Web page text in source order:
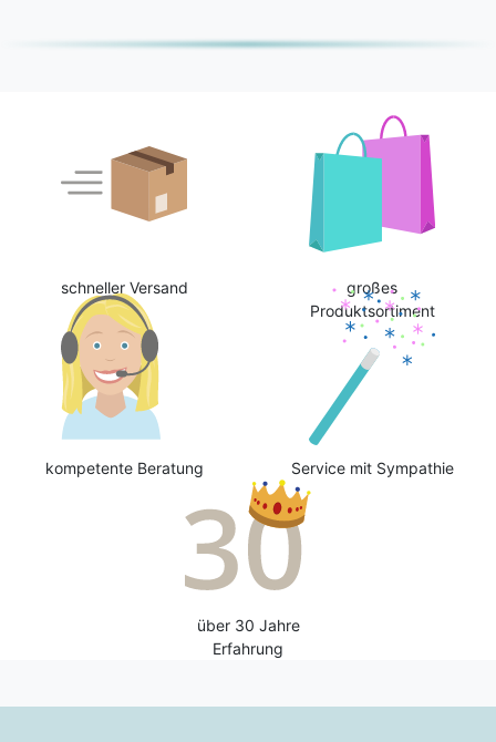
schneller Versand
großes
Produktsortiment
kompetente Beratung Service mit Sympathie
über 30 Jahre
Erfahrung